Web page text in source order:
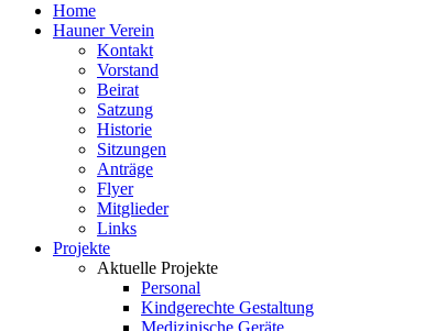
Home
Hauner Verein
Kontakt
Vorstand
Beirat
Satzung
Historie
Sitzungen
Anträge
Flyer
Mitglieder
Links
Projekte
Aktuelle Projekte
Personal
Kindgerechte Gestaltung
Medizinische Geräte